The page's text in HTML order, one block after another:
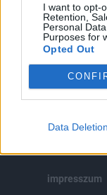
I want to opt-
Retention,
Personal
Purposes for
Opted Out
Data Deletion
MÁR
impresszum